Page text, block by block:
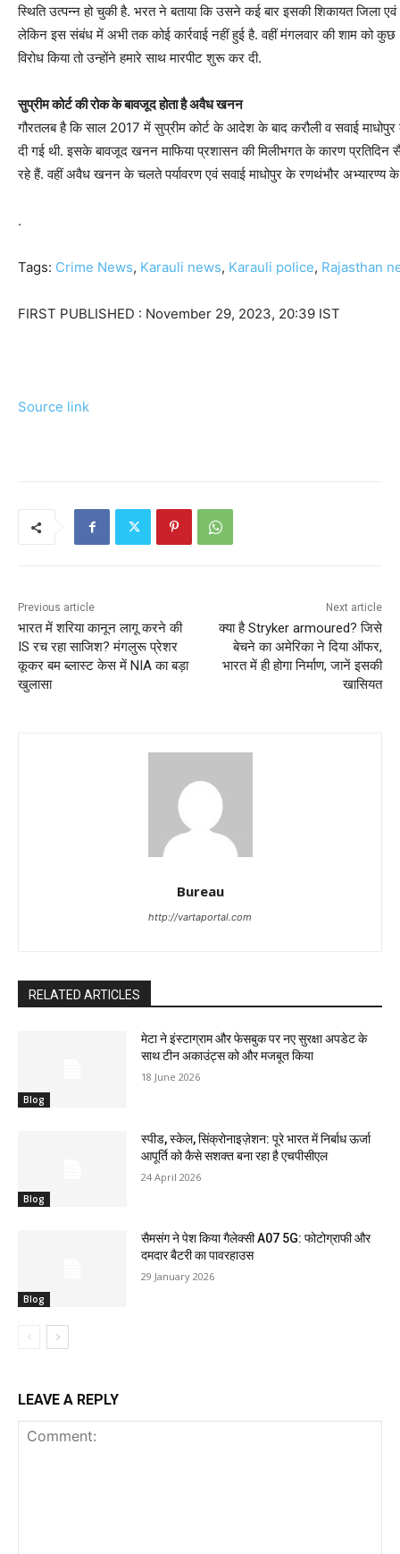
स्थिति उत्पन्न हो चुकी है. भरत ने बताया कि उसने कई बार इसकी शिकायत
लेकिन इस संबंध में अभी तक कोई कार्रवाई नहीं हुई है. वहीं मंगलवार की शाम को
विरोध किया तो उन्होंने हमारे साथ मारपीट शुरू कर दी.
सुप्रीम कोर्ट की रोक के बावजूद होता है अवैध खनन
गौरतलब है कि साल 2017 में सुप्रीम कोर्ट के आदेश के बाद करौली व सवाई
दी गई थी. इसके बावजूद खनन माफिया प्रशासन की मिलीभगत के कारण
रहे हैं. वहीं अवैध खनन के चलते पर्यावरण एवं सवाई माधोपुर के रणथंभौर अभ्यारण्य के
.
Tags: Crime News, Karauli news, Karauli police, Rajasthan
FIRST PUBLISHED : November 29, 2023, 20:39 IST
Source link
Previous article
भारत में शरिया कानून लागू करने की
IS रच रहा साजिश? मंगलुरू प्रेशर
कूकर बम ब्‍लास्‍ट केस में NIA का बड़ा
खुलासा
Next article
क्‍या है Stryker armoured? जिसे
बेचने का अमेरिका ने दिया ऑफर,
भारत में ही होगा निर्माण, जानें इसकी
खासियत
Bureau
http://vartaportal.com
RELATED ARTICLES
Blog
मेटा ने इंस्टाग्राम और फेसबुक पर नए सुरक्षा अपडेट के
साथ टीन अकाउंट्स को और मजबूत किया
18 June 2026
Blog
स्पीड, स्केल, सिंक्रोनाइज़ेशन: पूरे भारत में निर्बाध ऊर्जा
आपूर्ति को कैसे सशक्त बना रहा है एचपीसीएल
24 April 2026
Blog
सैमसंग ने पेश किया गैलेक्सी A07 5G: फोटोग्राफी और
दमदार बैटरी का पावरहाउस
29 January 2026
LEAVE A REPLY